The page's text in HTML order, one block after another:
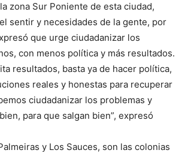
zona Sur Poniente de esta ciudad,
sentir y necesidades de la gente, por
que urge ciudadanizar los
con menos política y más resultados.
resultados, basta ya de hacer política,
reales y honestas para recuperar
ciudadanizar los problemas y
para que salgan bien”, expresó
y Los Sauces, son las colonias